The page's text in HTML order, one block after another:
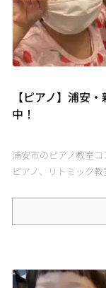
【ピアノ】浦安
中！
浦安市のピアノ教室
ピアノ、リトミック教